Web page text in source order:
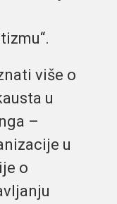
više o
u
–
u
o